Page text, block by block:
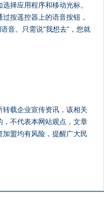
择应用程序和移动光标。
按遥控器上的语音按钮，
音。只需说"我想去"，您就
转载企业宣传资讯，该相关
不代表本网站观点，文章
盟均有风险，提醒广大民